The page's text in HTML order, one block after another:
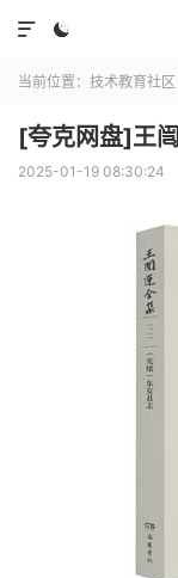


当前位置： 技术教育社区
[夸克网盘]王
2025-01-19 08:30:24